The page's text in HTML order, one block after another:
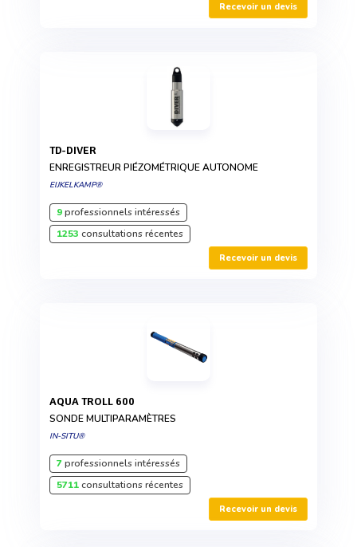
Recevoir un devis
TD-DIVER
ENREGISTREUR PIÉZOMÉTRIQUE AUTONOME
EIJKELKAMP®
9professionnels intéressés
1253 consultations récentes
Recevoir un devis
AQUA TROLL 600
SONDE MULTIPARAMÈTRES
IN-SITU®
7professionnels intéressés
5711consultations récentes
Recevoir un devis